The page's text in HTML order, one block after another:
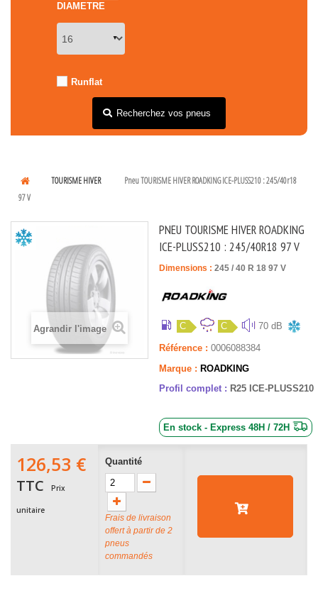
DIAMETRE
Runflat
Recherchez vos pneus
TOURISME HIVER
Pneu TOURISME HIVER ROADKING ICE-PLUSS210 : 245/40r18
97 V
Agrandir l'image
PNEU TOURISME HIVER ROADKING
ICE-PLUSS210 : 245/40R18 97 V
Dimensions : 245 / 40 R 18 97 V
C C 70 dB
Référence : 0006088384
Marque : ROADKING
Profil complet : R25 ICE-PLUSS210
En stock - Express 48H / 72H
126,53 €
TTC Prix
unitaire
Quantité
Frais de livraison
offert à partir de 2
pneus
commandés